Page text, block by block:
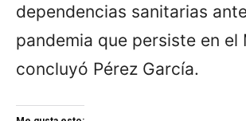
dependencias sanitarias
pandemia que persiste en el
concluyó Pérez García.